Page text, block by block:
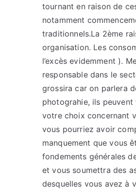
tournant en raison de
notamment
traditionnels.La 2ème
organisation. Les
l’excès evidemment ).
responsable dans le
grossira car on parlera
photograhie, ils peuvent
votre choix concernant
vous pourriez avoir
manquement que vous
fondements générales
et vous soumettra des
desquelles vous avez à